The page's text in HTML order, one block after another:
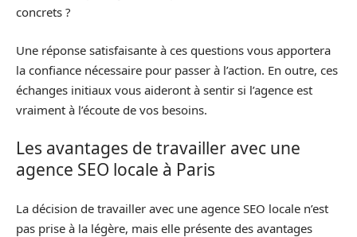
concrets ?
Une réponse satisfaisante à ces questions vous apportera
la confiance nécessaire pour passer à l’action. En outre, ces
échanges initiaux vous aideront à sentir si l’agence est
vraiment à l’écoute de vos besoins.
Les avantages de travailler avec une
agence SEO locale à Paris
La décision de travailler avec une agence SEO locale n’est
pas prise à la légère, mais elle présente des avantages